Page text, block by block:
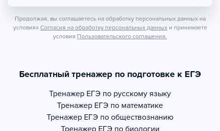
Продолжая, вы соглашаетесь на обработку персональных данных на
условиях Согласия на обработку персональных данных и принимаете
условия Пользовательского соглашения.
Бесплатный тренажер по подготовке к ЕГЭ
Тренажер ЕГЭ по русскому языку
Тренажер ЕГЭ по математике
Тренажер ЕГЭ по обществознанию
Тренажер ЕГЭ по биологии